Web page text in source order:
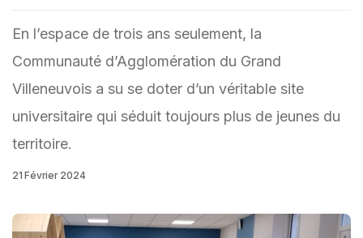
En l’espace de trois ans seulement, la
Communauté d’Agglomération du Grand
Villeneuvois a su se doter d’un véritable site
universitaire qui séduit toujours plus de jeunes du
territoire.
21 Février 2024